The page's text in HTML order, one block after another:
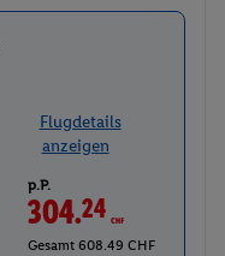
Flugdetails
anzeigen
p.P.
304.24CHF
Gesamt 608.49 CHF